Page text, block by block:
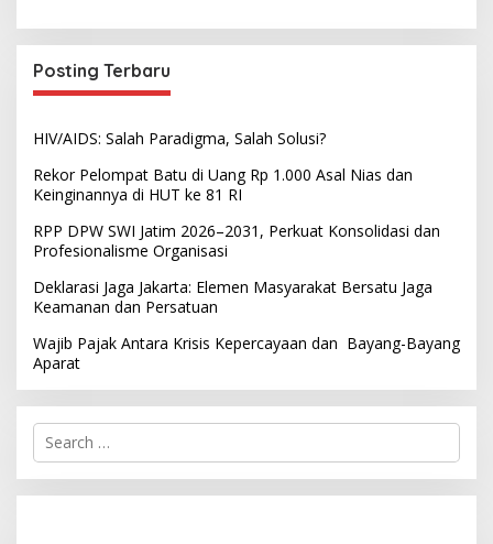
Posting Terbaru
HIV/AIDS: Salah Paradigma, Salah Solusi?
Rekor Pelompat Batu di Uang Rp 1.000 Asal Nias dan
Keinginannya di HUT ke 81 RI
RPP DPW SWI Jatim 2026–2031, Perkuat Konsolidasi dan
Profesionalisme Organisasi
Deklarasi Jaga Jakarta: Elemen Masyarakat Bersatu Jaga
Keamanan dan Persatuan
Wajib Pajak Antara Krisis Kepercayaan dan Bayang-Bayang
Aparat
S
r